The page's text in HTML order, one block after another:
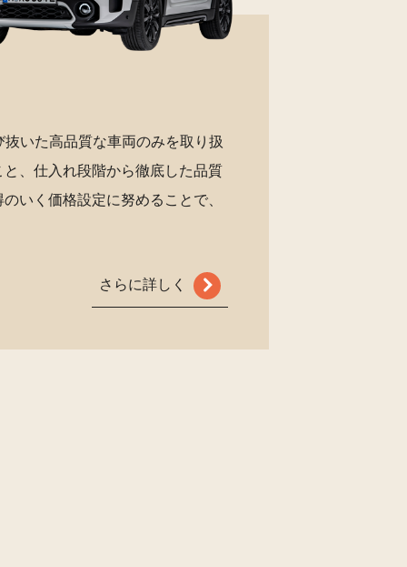
いた高品質な車両のみを取り扱
、仕入れ段階から徹底した品質
いく価格設定に努めることで、
さらに詳しく